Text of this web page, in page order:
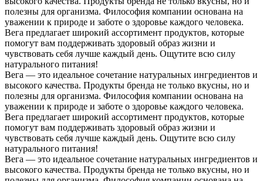
полезны для организма. Философия компании основана на
уважении к природе и заботе о здоровье каждого человека.
Вега предлагает широкий ассортимент продуктов, которые
помогут вам поддерживать здоровый образ жизни и
чувствовать себя лучше каждый день. Ощутите всю силу
натурального питания!
Вега — это идеальное сочетание натуральных ингредиентов и
высокого качества. Продукты бренда не только вкусны, но и
полезны для организма. Философия компании основана на
уважении к природе и заботе о здоровье каждого человека.
Вега предлагает широкий ассортимент продуктов, которые
помогут вам поддерживать здоровый образ жизни и
чувствовать себя лучше каждый день. Ощутите всю силу
натурального питания!
Вега — это идеальное сочетание натуральных ингредиентов и
высокого качества. Продукты бренда не только вкусны, но и